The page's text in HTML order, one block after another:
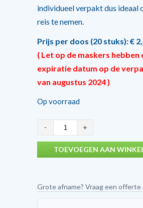
individueel verpakt dus ideaal
reis te nemen.
Prijs per doos (20 stuks): €
( Let op de maskers hebben
expiratie datum op de
van augustus 2024 )
Op voorraad
Omnitex
gezichtsmasker
verpakt
TOEVOEGEN AAN
Grote afname? Vraag een offerte